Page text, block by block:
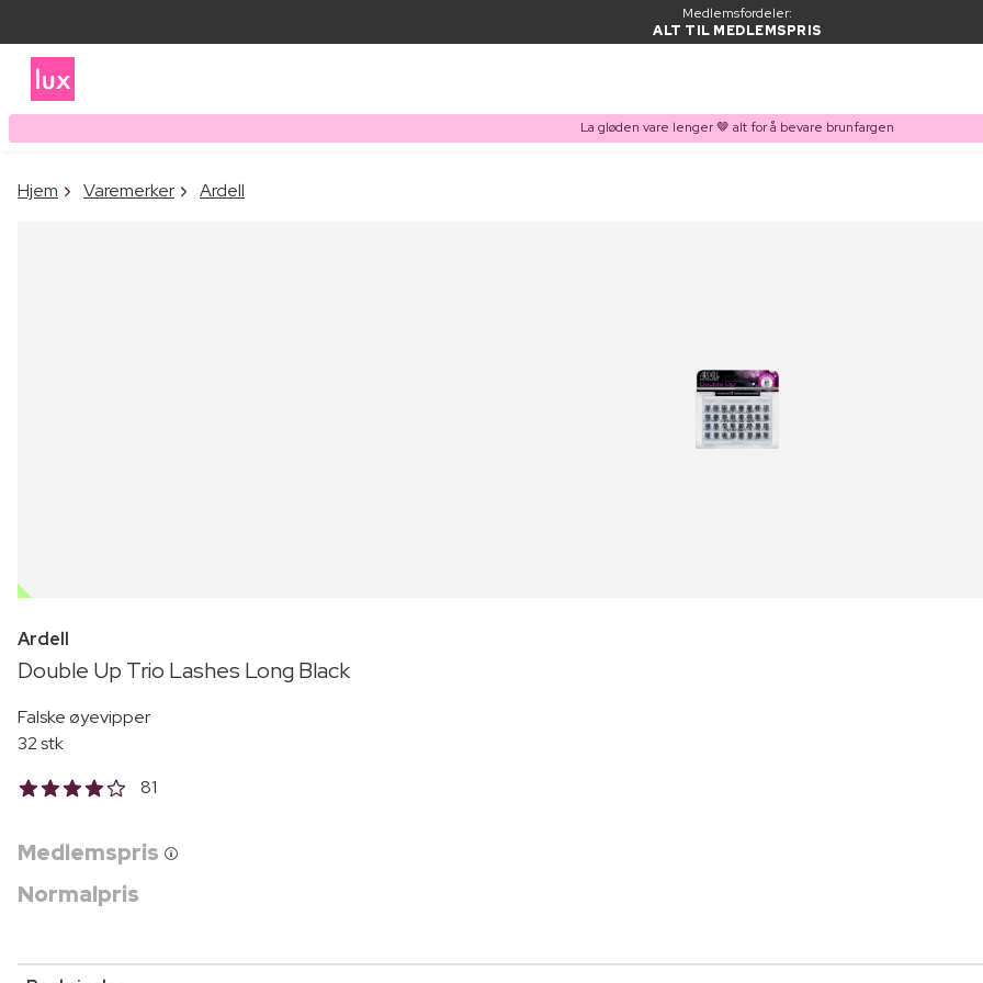
Medlemsfordeler:
ALT TIL MEDLEMSPRIS
La gløden vare lenger 🤎 alt for å bevare brunfargen
Hjem Varemerker Ardell
OUTLET
Ardell
Double Up Trio Lashes Long Black
Falske øyevipper
32 stk
81
Medlemspris
Normalpris